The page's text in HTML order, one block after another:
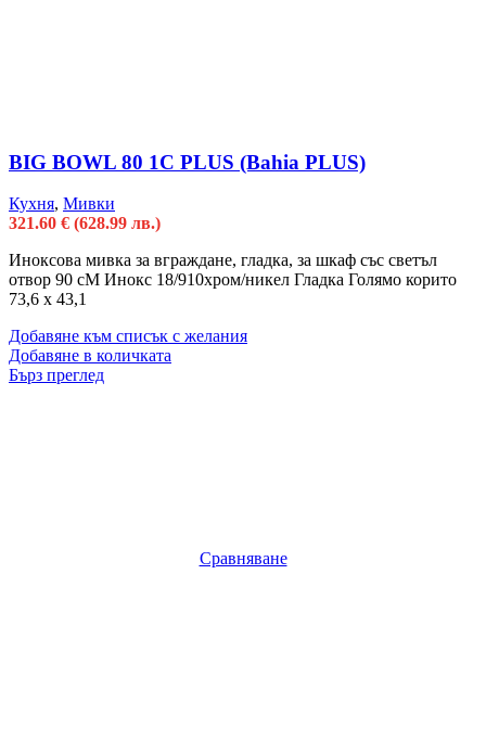
BIG BOWL 80 1C PLUS (Bahia PLUS)
Кухня, Мивки
321.60 € (628.99 лв.)
Иноксова мивка за вграждане, гладка, за шкаф със светъл
отвор 90 сM Инокс 18/910хром/никел Гладка Голямо корито
73,6 х 43,1
Добавяне към списък с желания
Добавяне в количката
Бърз преглед
Сравняване